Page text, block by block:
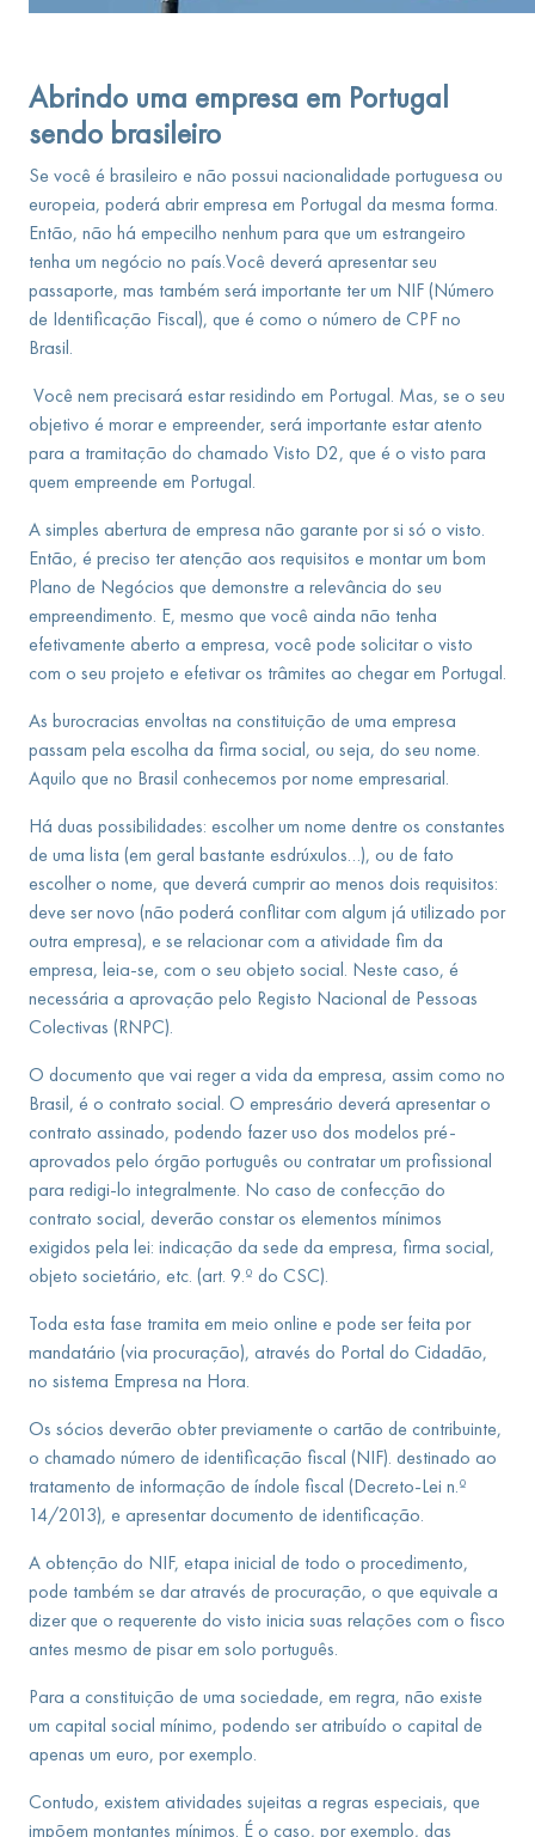
Abrindo uma empresa em Portugal
sendo brasileiro
Se você é brasileiro e não possui nacionalidade portuguesa ou
europeia, poderá abrir empresa em Portugal da mesma forma.
Então, não há empecilho nenhum para que um estrangeiro
tenha um negócio no país.Você deverá apresentar seu
passaporte, mas também será importante ter um NIF (Número
de Identificação Fiscal), que é como o número de CPF no
Brasil.
Você nem precisará estar residindo em Portugal. Mas, se o seu
objetivo é morar e empreender, será importante estar atento
para a tramitação do chamado Visto D2, que é o visto para
quem empreende em Portugal.
A simples abertura de empresa não garante por si só o visto.
Então, é preciso ter atenção aos requisitos e montar um bom
Plano de Negócios que demonstre a relevância do seu
empreendimento. E, mesmo que você ainda não tenha
efetivamente aberto a empresa, você pode solicitar o visto
com o seu projeto e efetivar os trâmites ao chegar em Portugal.
As burocracias envoltas na constituição de uma empresa
passam pela escolha da firma social, ou seja, do seu nome.
Aquilo que no Brasil conhecemos por nome empresarial.
Há duas possibilidades: escolher um nome dentre os constantes
de uma lista (em geral bastante esdrúxulos…), ou de fato
escolher o nome, que deverá cumprir ao menos dois requisitos:
deve ser novo (não poderá conflitar com algum já utilizado por
outra empresa), e se relacionar com a atividade fim da
empresa, leia-se, com o seu objeto social. Neste caso, é
necessária a aprovação pelo Registo Nacional de Pessoas
Colectivas (RNPC).
O documento que vai reger a vida da empresa, assim como no
Brasil, é o contrato social. O empresário deverá apresentar o
contrato assinado, podendo fazer uso dos modelos pré-
aprovados pelo órgão português ou contratar um profissional
para redigi-lo integralmente. No caso de confecção do
contrato social, deverão constar os elementos mínimos
exigidos pela lei: indicação da sede da empresa, firma social,
objeto societário, etc. (art. 9.º do CSC).
Toda esta fase tramita em meio online e pode ser feita por
mandatário (via procuração), através do Portal do Cidadão,
no sistema Empresa na Hora.
Os sócios deverão obter previamente o cartão de contribuinte,
o chamado número de identificação fiscal (NIF). destinado ao
tratamento de informação de índole fiscal (Decreto-Lei n.º
14/2013), e apresentar documento de identificação.
A obtenção do NIF, etapa inicial de todo o procedimento,
pode também se dar através de procuração, o que equivale a
dizer que o requerente do visto inicia suas relações com o fisco
antes mesmo de pisar em solo português.
Para a constituição de uma sociedade, em regra, não existe
um capital social mínimo, podendo ser atribuído o capital de
apenas um euro, por exemplo.
Contudo, existem atividades sujeitas a regras especiais, que
impõem montantes mínimos. É o caso, por exemplo, das